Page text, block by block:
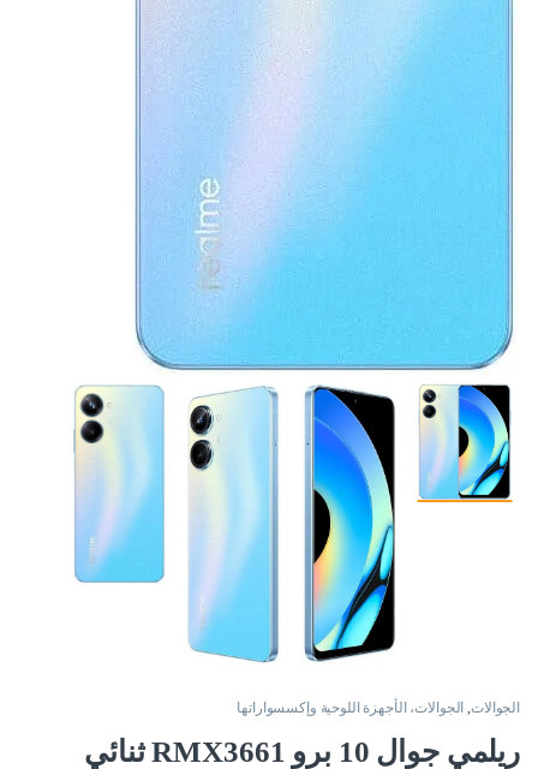
الجوالات الجوالات، الأجهزة اللوحية وإكسسواراتها
ريلمي جوال 10 برو RMX3661 ثنائي